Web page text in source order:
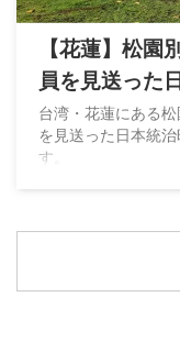
【花蓮】松
員を見送った
生
台湾・花蓮にある
を見送った日本統
す。